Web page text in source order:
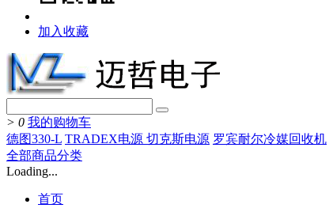
加入收藏
> 0 我的购物车
德图330-L TRADEX电源 切克斯电源 罗宾耐尔冷媒回收机
全部商品分类
Loading...
首页